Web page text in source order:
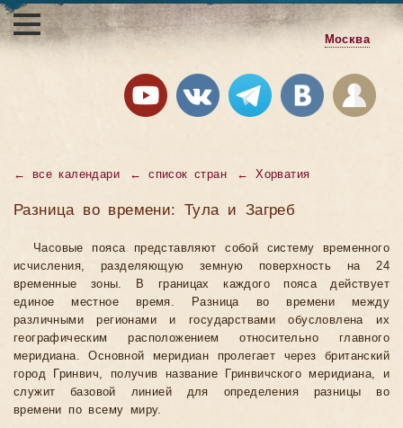
Москва
← все календари ←список стран ←Хорватия
Разница во времени: Тула и Загреб
Часовые пояса представляют собой систему временного
исчисления, разделяющую земную поверхность на 24
временные зоны. В границах каждого пояса действует
единое местное время. Разница во времени между
различными регионами и государствами обусловлена их
географическим расположением относительно главного
меридиана. Основной меридиан пролегает через британский
город Гринвич, получив название Гринвичского меридиана, и
служит базовой линией для определения разницы во
времени по всему миру.